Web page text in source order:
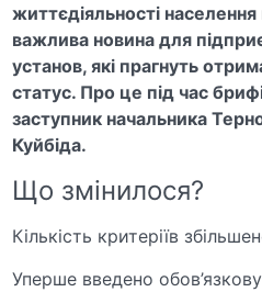
життєдіяльності
важлива новина для
установ, які прагнуть
статус. Про це під час
заступник начальника
Куйбіда.
Що змінилося?
Кількість критеріїв
Уперше введено